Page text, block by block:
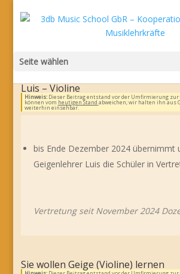
Seite wählen
Luis – Violine
Hinweis:Dieser Beitrag entstand vor der Umfirmierung zur
können vom heutigen Stand abweichen; wir halten ihn aus
weiterhin einsehbar.
bis Ende Dezember 2024 übernimmt
Geigenlehrer Luis die Schüler in
Vertretung seit November 2024
Sie wollen Geige (Violine) lernen